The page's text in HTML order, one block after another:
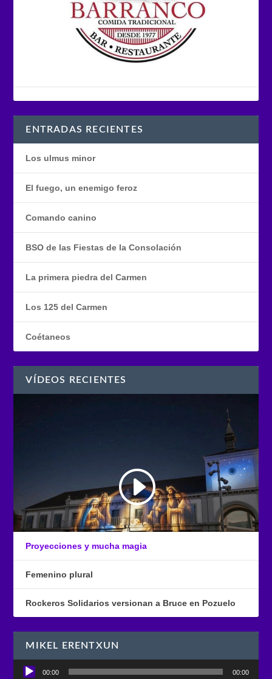
ENTRADAS RECIENTES
Los ulmus minor
El fuego, un enemigo feroz
Comando canino
BSO de las Fiestas de la Consolación
La primera piedra del Carmen
Los 125 del Carmen
Coétaneos
VÍDEOS RECIENTES
Proyecciones y mucha magia
Femenino plural
Rockeros Solidarios versionan a Bruce en Pozuelo
MIKEL ERENTXUN
Reproductor
00:00 00:00